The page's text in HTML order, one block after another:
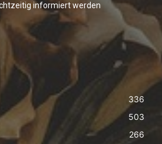
informiert werden
336
503
266